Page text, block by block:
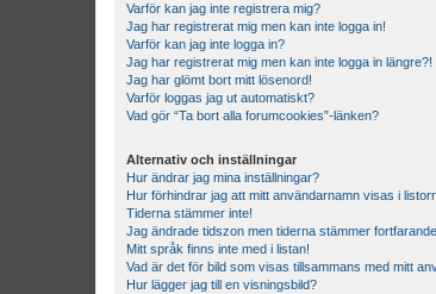
Varför kan jag inte registrera mig?
Jag har registrerat mig men kan inte logga in!
Varför kan jag inte logga in?
Jag har registrerat mig men kan inte logga in längre?!
Jag har glömt bort mitt lösenord!
Varför loggas jag ut automatiskt?
Vad gör “Ta bort alla forumcookies”-länken?
Alternativ och inställningar
Hur ändrar jag mina inställningar?
Hur förhindrar jag att mitt användarnamn visas i
Tiderna stämmer inte!
Jag ändrade tidszon men tiderna stämmer
Mitt språk finns inte med i listan!
Vad är det för bild som visas tillsammans med mitt
Hur lägger jag till en visningsbild?